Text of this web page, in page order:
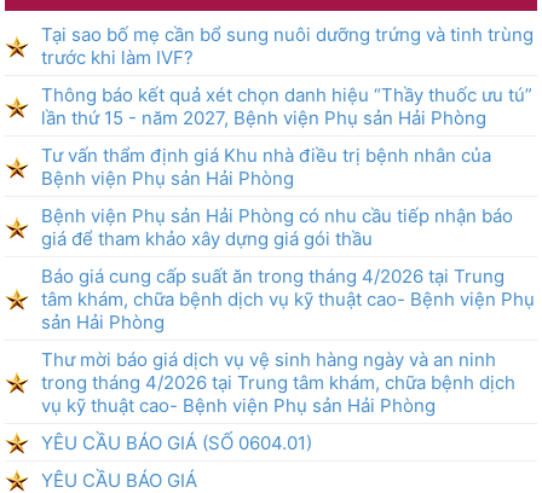
Tại sao bố mẹ cần bổ sung nuôi dưỡng trứng và tinh trùng
trước khi làm IVF?
Thông báo kết quả xét chọn danh hiệu “Thầy thuốc ưu tú”
lần thứ 15 - năm 2027, Bệnh viện Phụ sản Hải Phòng
Tư vấn thẩm định giá Khu nhà điều trị bệnh nhân của
Bệnh viện Phụ sản Hải Phòng
Bệnh viện Phụ sản Hải Phòng có nhu cầu tiếp nhận báo
giá để tham khảo xây dựng giá gói thầu
Báo giá cung cấp suất ăn trong tháng 4/2026 tại Trung
tâm khám, chữa bệnh dịch vụ kỹ thuật cao- Bệnh viện Phụ
sản Hải Phòng
Thư mời báo giá dịch vụ vệ sinh hàng ngày và an ninh
trong tháng 4/2026 tại Trung tâm khám, chữa bệnh dịch
vụ kỹ thuật cao- Bệnh viện Phụ sản Hải Phòng
YÊU CẦU BÁO GIÁ (SỐ 0604.01)
YÊU CẦU BÁO GIÁ